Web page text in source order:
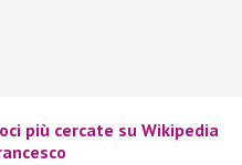
più cercate su Wikipedia